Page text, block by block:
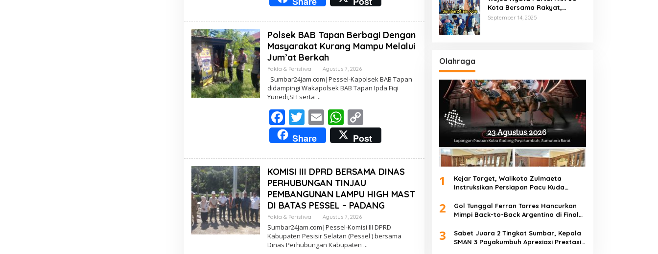
T
e
b
o
o
k
itt
er
ai
l
at
s
A
p
p
p
y
Li
k
Polsek BAB Tapan Berbagi Dengan
Masyarakat Kurang Mampu Melalui
Jum’at Berkah
Fakta & Peristiwa Agustus 7, 2026O
E
H
D
K
U
R
Sumbar24jam.com|Pessel-Kapolsek BAB Tapan
didampingi Wakapolsek BAB Tapan Ipda Fiqi
Yunedi,SH serta
F
ac
e
b
o
o
k
T
w
itt
er
E
m
ai
l
W
h
at
s
A
p
p
C
o
p
y
Li
n
k
Share Post
KOMISI III DPRD BERSAMA DINAS
PERHUBUNGAN TINJAU
PEMBANGUNAN LAMPU HIGH MAST
DI BATAS PESSEL – PADANG
Fakta & Peristiwa Agustus 7, 2026O
L
E
H
Sumbar24jam.com|Pessel-Komisi III DPRD
Kabupaten Pesisir Selatan (Pessel ) bersama
Dinas Perhubungan Kabupaten
Kota Bersama Rakyat,
Marsanova Andesra SH,MH
September 14, 2025
Olahraga
1
Kejar Target, Walikota Zulmaeta
Instruksikan Persiapan Pacu Kuda
2
Gol Tunggal Ferran Torres Hancurkan
Mimpi Back-to-Back Argentina di Final
3
Sabet Juara 2 Tingkat Sumbar, Kepala
SMAN 3 Payakumbuh Apresiasi Prestasi